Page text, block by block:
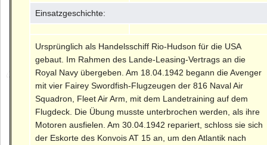
Einsatzgeschichte:
Ursprünglich als Handelsschiff Rio-Hudson für die USA
gebaut. Im Rahmen des Lande-Leasing-Vertrags an die
Royal Navy übergeben. Am 18.04.1942 begann die Avenger
mit vier Fairey Swordfish-Flugzeugen der 816 Naval Air
Squadron, Fleet Air Arm, mit dem Landetraining auf dem
Flugdeck. Die Übung musste unterbrochen werden, als ihre
Motoren ausfielen. Am 30.04.1942 repariert, schloss sie sich
der Eskorte des Konvois AT 15 an, um den Atlantik nach